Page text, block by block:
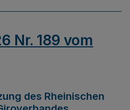
Nr. 189 vom
des Rheinischen